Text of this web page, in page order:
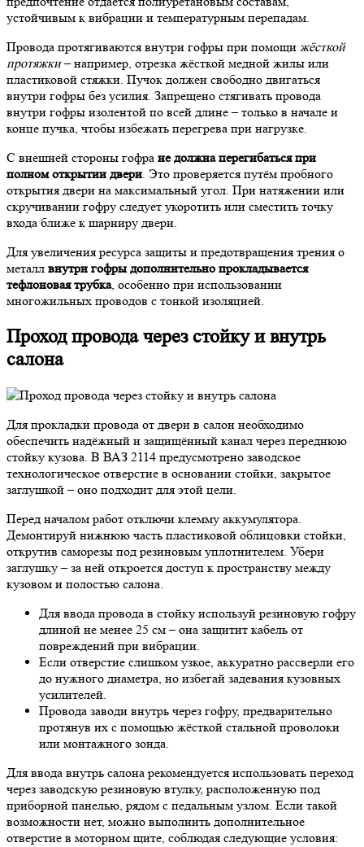
устойчивым к вибрации и температурным перепадам.
Провода протягиваются внутри гофры при помощи жёсткой
протяжки– например, отрезка жёсткой медной жилы или
пластиковой стяжки. Пучок должен свободно двигаться
внутри гофры без усилия. Запрещено стягивать провода
внутри гофры изолентой по всей длине – только в начале и
конце пучка, чтобы избежать перегрева при нагрузке.
С внешней стороны гофра не должна перегибаться при
полном открытии двери. Это проверяется путём пробного
открытия двери на максимальный угол. При натяжении или
скручивании гофру следует укоротить или сместить точку
входа ближе к шарниру двери.
Для увеличения ресурса защиты и предотвращения трения о
металл внутри гофры дополнительно прокладывается
тефлоновая трубка, особенно при использовании
многожильных проводов с тонкой изоляцией.
Проход провода через стойку и внутрь
салона
Для прокладки провода от двери в салон необходимо
обеспечить надёжный и защищённый канал через переднюю
стойку кузова. В ВАЗ 2114 предусмотрено заводское
технологическое отверстие в основании стойки, закрытое
заглушкой – оно подходит для этой цели.
Перед началом работ отключи клемму аккумулятора.
Демонтируй нижнюю часть пластиковой облицовки стойки,
открутив саморезы под резиновым уплотнителем. Убери
заглушку – за ней откроется доступ к пространству между
кузовом и полостью салона.
Для ввода провода в стойку используй резиновую гофру
длиной не менее 25 см – она защитит кабель от
повреждений при вибрации.
Если отверстие слишком узкое, аккуратно рассверли его
до нужного диаметра, но избегай задевания кузовных
усилителей.
Провода заводи внутрь через гофру, предварительно
протянув их с помощью жёсткой стальной проволоки
или монтажного зонда.
Для ввода внутрь салона рекомендуется использовать переход
через заводскую резиновую втулку, расположенную под
приборной панелью, рядом с педальным узлом. Если такой
возможности нет, можно выполнить дополнительное
отверстие в моторном щите, соблюдая следующие условия: